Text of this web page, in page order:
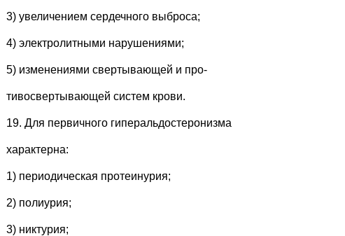
3) увеличением сердечного выброса;
4) электролитными нарушениями;
5) изменениями свертывающей и про-
тивосвертывающей систем крови.
19. Для первичного гиперальдостеронизма
характерна:
1) периодическая протеинурия;
2) полиурия;
3) никтурия;